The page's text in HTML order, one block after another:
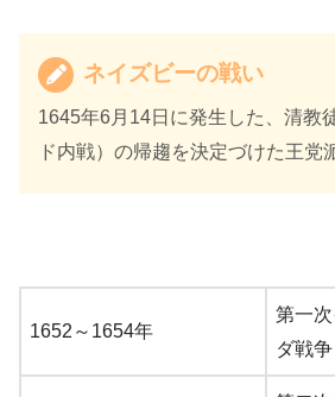
ネイズビーの戦い
1645年6月14日に発生した、清教
ド内戦）の帰趨を決定づけた王党
1652～1654年
第一
ダ戦争